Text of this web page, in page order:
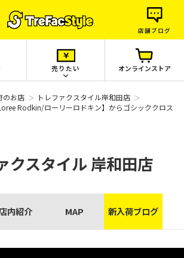
店舗ブログ
売りたい オンラインストア
のお店
トレファクスタイル岸和田店
Rodkin/ローリーロドキン】からゴシッククロス
クスタイル岸和田店
内紹介 MAP 新入荷ブログ